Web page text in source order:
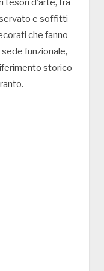
tesori d’arte, tra
e soffitti
che fanno
funzionale,
storico